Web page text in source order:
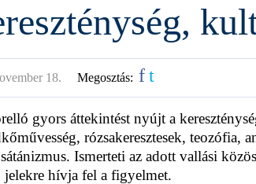
18. Megosztás: ft
gyors áttekintést nyújt a
rózsakeresztesek,
Ismerteti az adott vallási
jelekre hívja fel a figyelmet.